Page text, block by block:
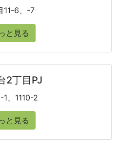
11-6、-7
と見る
2丁目PJ
1、1110-2
と見る